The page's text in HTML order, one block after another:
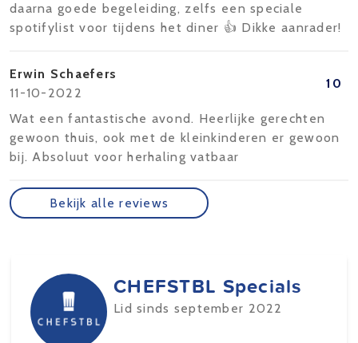
daarna goede begeleiding, zelfs een speciale
spotifylist voor tijdens het diner 👍 Dikke aanrader!
Erwin Schaefers
11-10-2022
10
Wat een fantastische avond. Heerlijke gerechten
gewoon thuis, ook met de kleinkinderen er gewoon
bij. Absoluut voor herhaling vatbaar
Bekijk alle reviews
CHEFSTBL Specials
Lid sinds september 2022